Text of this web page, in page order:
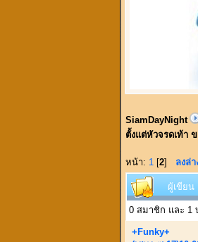
SiamDayNight
ตั้งแต่หัวจรดเท้า
หน้า: 1 [2] ลงล่า
ผู้เขียน
0 สมาชิก และ 1
+Funky+